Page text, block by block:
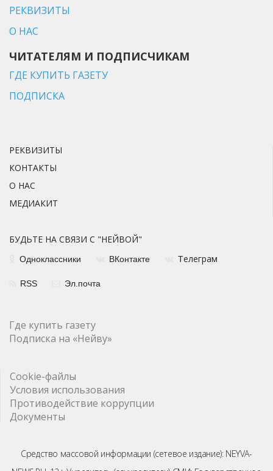
РЕКВИЗИТЫ
О НАС
ЧИТАТЕЛЯМ И ПОДПИСЧИКАМ
ГДЕ КУПИТЬ ГАЗЕТУ
ПОДПИСКА
РЕКВИЗИТЫ
КОНТАКТЫ
О НАС
МЕДИАКИТ
БУДЬТЕ НА СВЯЗИ С "НЕЙВОЙ"
Одноклассники ВКонтакте Телеграм
RSS Эл.почта
Где купить газету
Подписка на «Нейву»
Cookie-файлы
Условия использования
Противодействие коррупции
Документы
Средство массовой информации (сетевое издание): NEYVA-